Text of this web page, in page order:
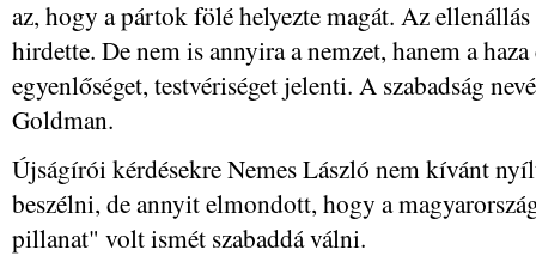
az, hogy a pártok fölé helyezte magát. Az
hirdette. De nem is annyira a nemzet, hanem a
egyenlőséget, testvériséget jelenti. A szabadság
Goldman.
Újságírói kérdésekre Nemes László nem kívánt
beszélni, de annyit elmondott, hogy a
pillanat" volt ismét szabaddá válni.